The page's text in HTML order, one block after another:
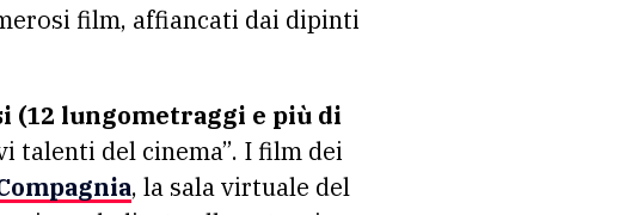
film, affiancati dai dipinti
(12 lungometraggi e più di
talenti del cinema”. I film dei
, la sala virtuale del